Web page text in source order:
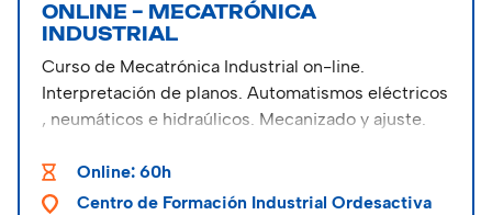
ONLINE – MECATRÓNICA
INDUSTRIAL
Curso de Mecatrónica Industrial on-line.
Interpretación de planos. Automatismos eléctricos
, neumáticos e hidraúlicos. Mecanizado y ajuste.
proyectos de automatización.
Online: 60h
Centro de Formación Industrial Ordesactiva